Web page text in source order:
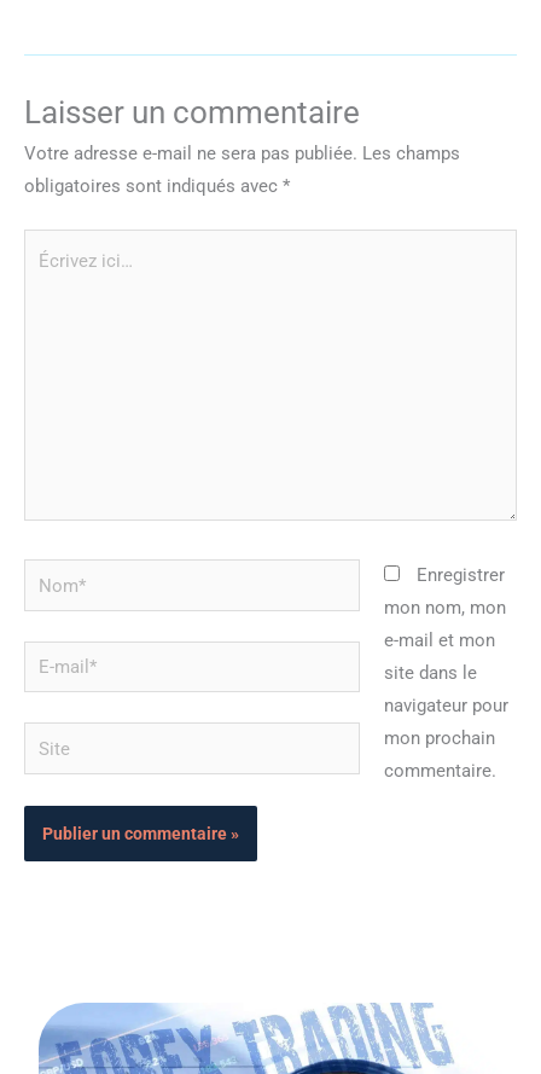
Laisser un commentaire
Votre adresse e-mail ne sera pas publiée. Les champs
obligatoires sont indiqués avec *
Nom*
mail*
Site
Enregistrer
mon nom, mon
e-mail et mon
site dans le
navigateur pour
mon prochain
commentaire.